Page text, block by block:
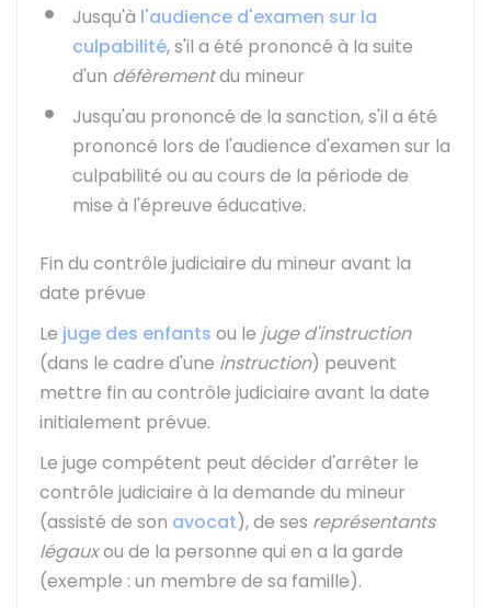
Jusqu'à l'audience d'examen sur la
culpabilité, s'il a été prononcé à la suite
d'un défèrementdu mineur
Jusqu'au prononcé de la sanction, s'il a été
prononcé lors de l'audience d'examen sur la
culpabilité ou au cours de la période de
mise à l'épreuve éducative.
Fin du contrôle judiciaire du mineur avant la
date prévue
Le juge des enfants ou le juge d'instruction
(dans le cadre d'une instruction) peuvent
mettre fin au contrôle judiciaire avant la date
initialement prévue.
Le juge compétent peut décider d'arrêter le
contrôle judiciaire à la demande du mineur
(assisté de son avocat), de ses représentants
légauxou de la personne qui en a la garde
(exemple : un membre de sa famille).